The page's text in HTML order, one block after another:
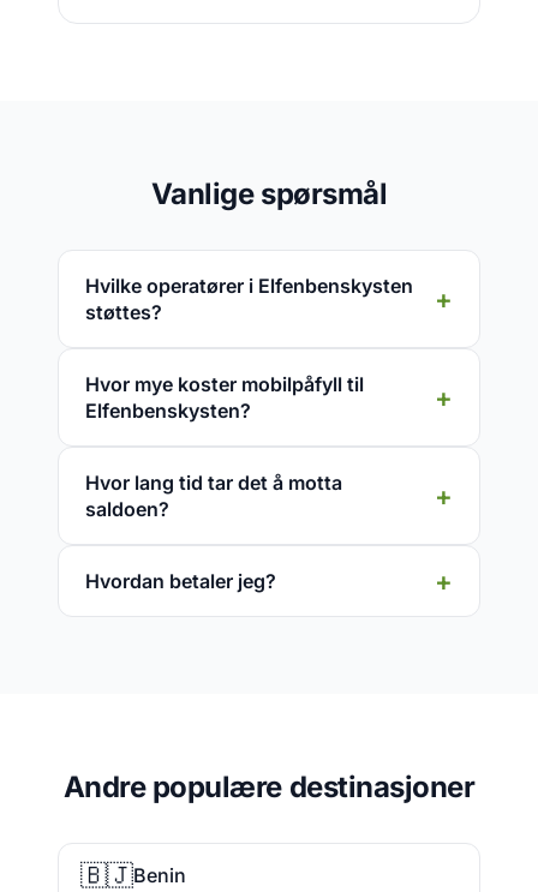
Vanlige spørsmål
Hvilke operatører i Elfenbenskysten
støttes?
Hvor mye koster mobilpåfyll til
Elfenbenskysten?
Hvor lang tid tar det å motta
saldoen?
Hvordan betaler jeg?
Andre populære destinasjoner
🇧🇯Benin